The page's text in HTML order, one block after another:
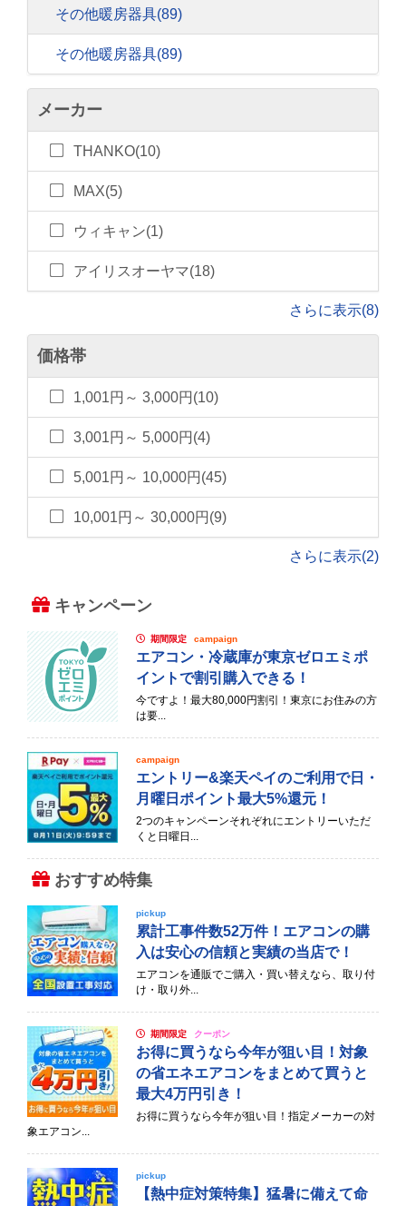
その他暖房器具(89)
その他暖房器具(89)
メーカー
THANKO(10)
MAX(5)
ウィキャン(1)
アイリスオーヤマ(18)
さらに表示(8)
価格帯
1,001円～ 3,000円(10)
3,001円～ 5,000円(4)
5,001円～ 10,000円(45)
10,001円～ 30,000円(9)
さらに表示(2)
キャンペーン
期間限定 campaign
エアコン・冷蔵庫が東京ゼロエミポ
イントで割引購入できる！
今ですよ！最大80,000円割引！東京にお住みの方
は要...
campaign
エントリー&楽天ペイのご利用で日・
月曜日ポイント最大5%還元！
2つのキャンペーンそれぞれにエントリーいただ
くと日曜日...
おすすめ特集
pickup
累計工事件数52万件！エアコンの購
入は安心の信頼と実績の当店で！
エアコンを通販でご購入・買い替えなら、取り付
け・取り外...
期間限定 クーポン
お得に買うなら今年が狙い目！対象
の省エネエアコンをまとめて買うと
最大4万円引き！
お得に買うなら今年が狙い目！指定メーカーの対
象エアコン...
pickup
【熱中症対策特集】猛暑に備えて命